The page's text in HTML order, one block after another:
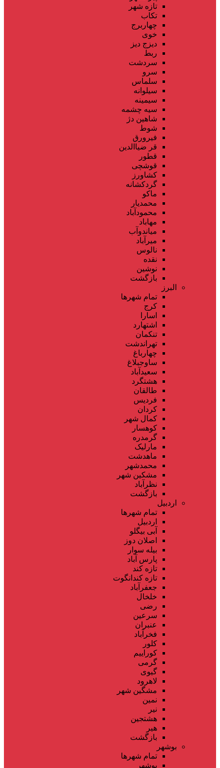
تازه شهر
تکاب
چهاربرج
خوی
دیزج دیز
ربط
سردشت
سرو
سلماس
سیلوانه
سیمینه
سیه چشمه
شاهین دژ
شوط
فیرورق
قر ضیاالدین
قطور
قوشچی
کشاورز
گردکشانه
ماکو
محمدیار
محمودآباد
مهاباد
میاندوآب
میرآباد
نالوس
نقده
نوشین
بازگشت
البرز
تمام شهر‌ها
کرج
اسارا
اشتهارد
تنکمان
تهراندشت
چهارباغ
ساوجبلاغ
سعیدآباد
هشتگرد
طالقان
فردیس
کردان
کمال شهر
کوهسار
گرمدره
مارلیک
ماهدشت
محمدشهر
مشکین شهر
نظرآباد
بازگشت
اردبیل
تمام شهر‌ها
اردبیل
آبی بیگلو
اصلان دوز
بیله سوار
پارس آباد
تازه کند
تازه کندانگوت
جعفرآباد
خلخال
رضی
سرعین
عنبران
فخرآباد
کلور
کوراییم
گرمی
گیوی
لاهرود
مشگین شهر
نمین
نیر
هشتجین
هیر
بازگشت
بوشهر
تمام شهر‌ها
بوشهر